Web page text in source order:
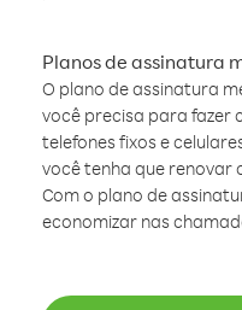
Planos de assinatura
O plano de assinatura
você precisa para fazer
telefones fixos e
você tenha que renovar
Com o plano de
economizar nas